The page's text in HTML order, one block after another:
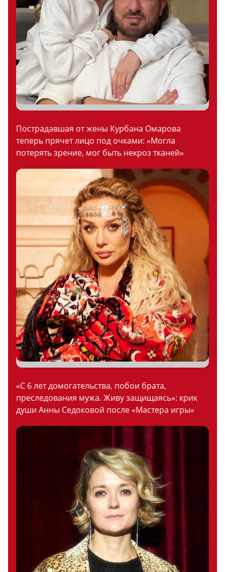
Пострадавшая от жены Курбана Омарова
теперь прячет лицо под очками: «Могла
потерять зрение, мог быть некроз тканей»
«С 6 лет домогательства, побои брата,
преследования мужа. Живу защищаясь»: крик
души Анны Седоковой после «Мастера игры»